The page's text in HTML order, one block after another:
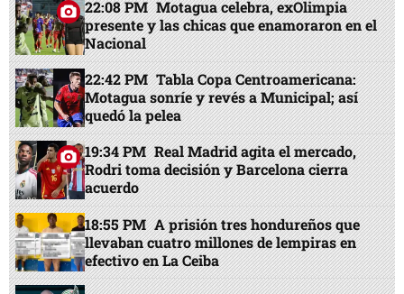
22:08 PM Motagua celebra, exOlimpia
presente y las chicas que enamoraron en el
Nacional
22:42 PM Tabla Copa Centroamericana:
Motagua sonríe y revés a Municipal; así
quedó la pelea
19:34 PM Real Madrid agita el mercado,
Rodri toma decisión y Barcelona cierra
acuerdo
18:55 PM A prisión tres hondureños que
llevaban cuatro millones de lempiras en
efectivo en La Ceiba